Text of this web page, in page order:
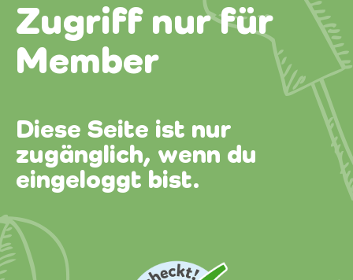
Zugriff nur für
Member
Diese Seite ist nur
zugänglich, wenn du
eingeloggt bist.